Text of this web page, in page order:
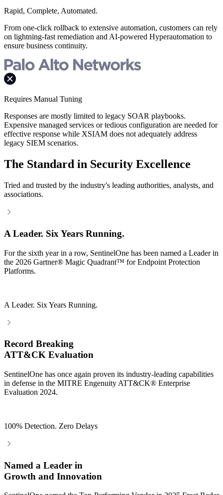
Rapid, Complete, Automated.
From one-click rollback to extensive automation, customers can rely
on lightning-fast remediation and AI-powered Hyperautomation to
ensure business continuity.
Requires Manual Tuning
Responses are mostly limited to legacy SOAR playbooks.
Expensive managed services or tedious configuration are needed for
effective response while XSIAM does not adequately address
legacy SIEM scenarios.
The Standard in Security Excellence
Tried and trusted by the industry's leading authorities, analysts, and
associations.
A Leader. Six Years Running.
For the sixth year in a row, SentinelOne has been named a Leader in
the 2026 Gartner® Magic Quadrant™ for Endpoint Protection
Platforms.
A Leader. Six Years Running.
Record Breaking
ATT&CK Evaluation
SentinelOne has once again proven its industry-leading capabilities
in defense in the MITRE Engenuity ATT&CK® Enterprise
Evaluation 2024.
100% Detection. Zero Delays
Named a Leader in
Growth and Innovation